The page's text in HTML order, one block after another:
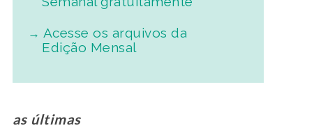
Acesse os arquivos da
Edição Mensal
as últimas